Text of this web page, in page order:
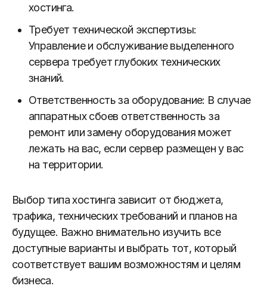
хостинга.
Требует технической экспертизы:
Управление и обслуживание выделенного
сервера требует глубоких технических
знаний.
Ответственность за оборудование: В случае
аппаратных сбоев ответственность за
ремонт или замену оборудования может
лежать на вас, если сервер размещен у вас
на территории.
Выбор типа хостинга зависит от бюджета,
трафика, технических требований и планов на
будущее. Важно внимательно изучить все
доступные варианты и выбрать тот, который
соответствует вашим возможностям и целям
бизнеса.